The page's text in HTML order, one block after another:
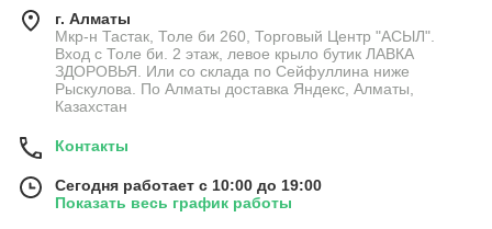
г. Алматы
Мкр-н Тастак, Толе би 260, Торговый Центр "АСЫЛ".
Вход с Толе би. 2 этаж, левое крыло бутик ЛАВКА
ЗДОРОВЬЯ. Или со склада по Сейфуллина ниже
Рыскулова. По Алматы доставка Яндекс, Алматы,
Казахстан
Контакты
Сегодня работает с 10:00 до 19:00
Показать весь график работы